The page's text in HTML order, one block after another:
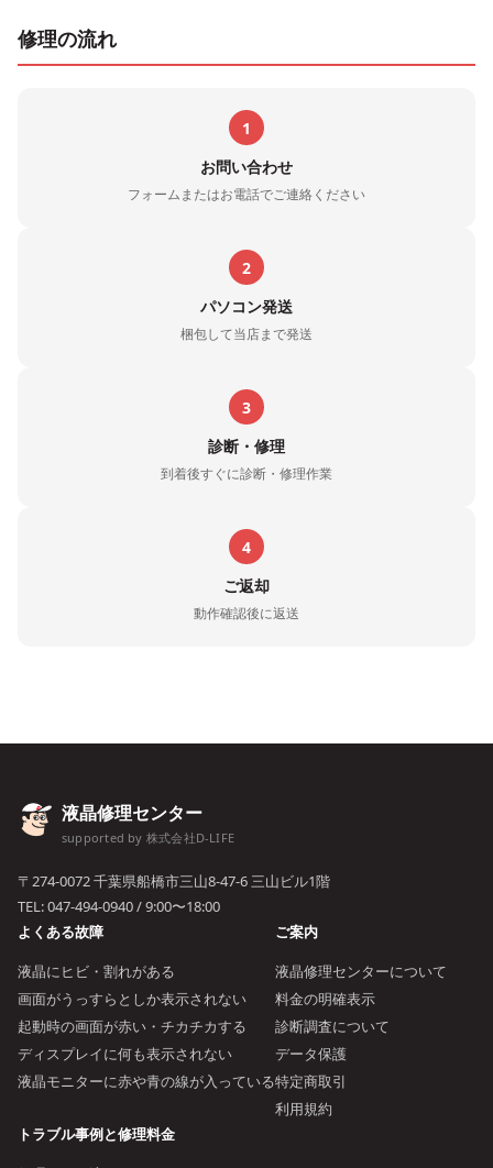
修理の流れ
1
お問い合わせ
フォームまたはお電話でご連絡ください
2
パソコン発送
梱包して当店まで発送
3
診断・修理
到着後すぐに診断・修理作業
4
ご返却
動作確認後に返送
液晶修理センター
supported by 株式会社D-LIFE
〒274-0072 千葉県船橋市三山8-47-6 三山ビル1階
TEL:047-494-0940/ 9:00〜18:00
よくある故障
液晶にヒビ・割れがある
画面がうっすらとしか表示されない
起動時の画面が赤い・チカチカする
ディスプレイに何も表示されない
液晶モニターに赤や青の線が入っている
ご案内
液晶修理センターについて
料金の明確表示
診断調査について
データ保護
特定商取引
利用規約
トラブル事例と修理料金